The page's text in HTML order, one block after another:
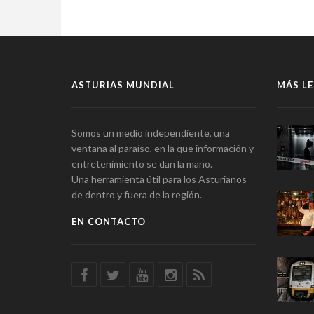
ASTURIAS MUNDIAL
Somos un medio independiente, una
ventana al paraíso, en la que información y
entretenimiento se dan la mano.
Una herramienta útil para los Asturianos
de dentro y fuera de la región.
EN CONTACTO
MÁS